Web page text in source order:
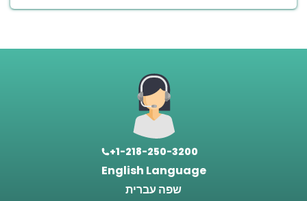
+1-218-250-3200
English Language
שפה עברית